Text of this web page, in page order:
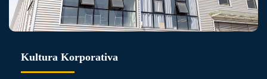
Kultura Korporativa